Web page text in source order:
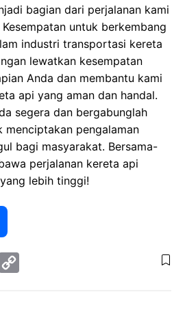
bagian dari perjalanan kami
untuk berkembang
industri transportasi kereta
lewatkan kesempatan
Anda dan membantu kami
api yang aman dan handal.
segera dan bergabunglah
menciptakan pengalaman
bagi masyarakat. Bersama-
perjalanan kereta api
lebih tinggi!